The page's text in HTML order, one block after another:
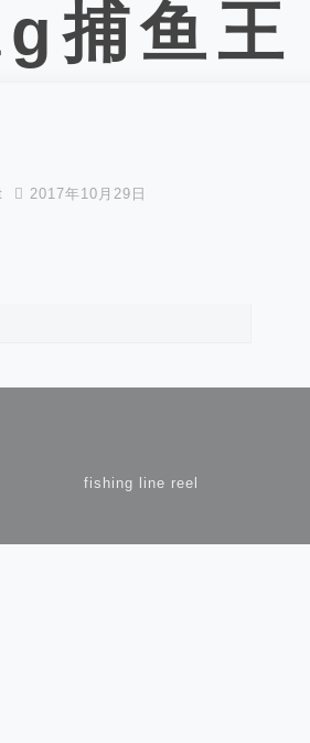
捕鱼王
2017年10月29日
fishing line reel